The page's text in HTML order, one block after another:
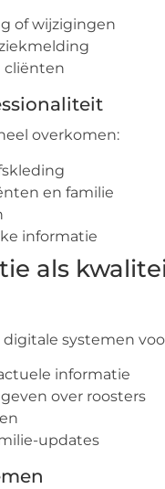
of wijzigingen
cliënten
overkomen:
en familie
informatie
als
systemen
informatie
over roosters
updates